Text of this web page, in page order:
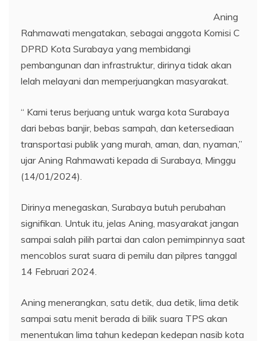
Aning
Rahmawati mengatakan, sebagai anggota Komisi C
DPRD Kota Surabaya yang membidangi
pembangunan dan infrastruktur, dirinya tidak akan
lelah melayani dan memperjuangkan masyarakat.
“ Kami terus berjuang untuk warga kota Surabaya
dari bebas banjir, bebas sampah, dan ketersediaan
transportasi publik yang murah, aman, dan, nyaman,”
ujar Aning Rahmawati kepada di Surabaya, Minggu
(14/01/2024).
Dirinya menegaskan, Surabaya butuh perubahan
signifikan. Untuk itu, jelas Aning, masyarakat jangan
sampai salah pilih partai dan calon pemimpinnya saat
mencoblos surat suara di pemilu dan pilpres tanggal
14 Februari 2024.
Aning menerangkan, satu detik, dua detik, lima detik
sampai satu menit berada di bilik suara TPS akan
menentukan lima tahun kedepan kedepan nasib kota